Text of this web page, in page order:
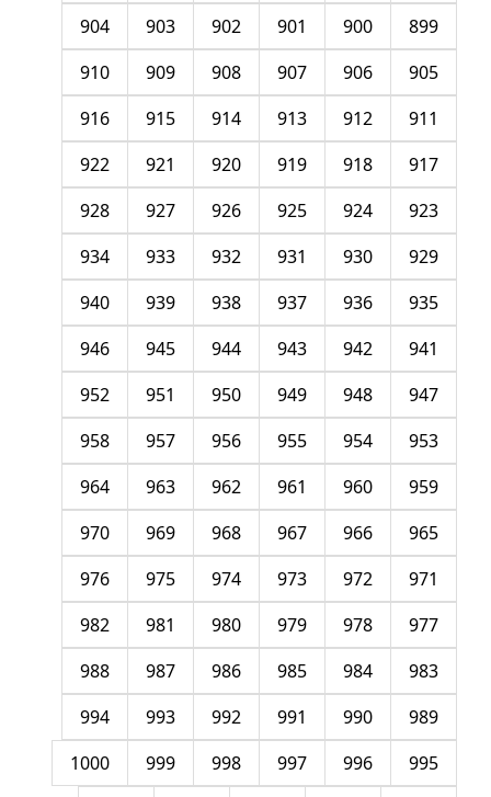
899
900
901
902
903
904
905
906
907
908
909
910
911
912
913
914
915
916
917
918
919
920
921
922
923
924
925
926
927
928
929
930
931
932
933
934
935
936
937
938
939
940
941
942
943
944
945
946
947
948
949
950
951
952
953
954
955
956
957
958
959
960
961
962
963
964
965
966
967
968
969
970
971
972
973
974
975
976
977
978
979
980
981
982
983
984
985
986
987
988
989
990
991
992
993
994
995
996
997
998
999
1000